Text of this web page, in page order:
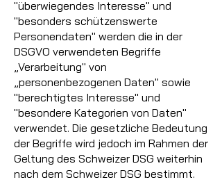
"überwiegendes Interesse" und
"besonders schützenswerte
Personendaten" werden die in der
DSGVO verwendeten Begriffe
„Verarbeitung" von
„personenbezogenen Daten" sowie
"berechtigtes Interesse" und
"besondere Kategorien von Daten"
verwendet. Die gesetzliche Bedeutung
der Begriffe wird jedoch im Rahmen der
Geltung des Schweizer DSG weiterhin
nach dem Schweizer DSG bestimmt.